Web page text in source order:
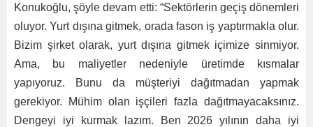
Konukoğlu, şöyle devam etti: “Sektörlerin geçiş dönemleri
oluyor. Yurt dışına gitmek, orada fason iş yaptırmakla olur.
Bizim şirket olarak, yurt dışına gitmek içimize sinmiyor.
Ama, bu maliyetler nedeniyle üretimde kısmalar
yapıyoruz. Bunu da müşteriyi dağıtmadan yapmak
gerekiyor. Mühim olan işçileri fazla dağıtmayacaksınız.
Dengeyi iyi kurmak lazım. Ben 2026 yılının daha iyi